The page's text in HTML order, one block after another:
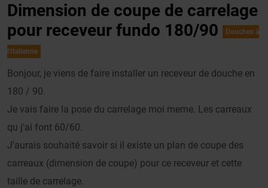
Dimension de coupe de carrelage
pour receveur fundo 180/90
Douches à
l'Italienne
Bonjour, je viens de faire installer un receveur de douche en
180 / 90.
Je vais faire la pose du carrelage moi meme. Les carreaux
qu j'ai font 60/60.
J'aurais souhaité savoir si il existe un plan de coupe des
carreaux (dimension de coupe) pour ce receveur et cette
taille de carrelage.